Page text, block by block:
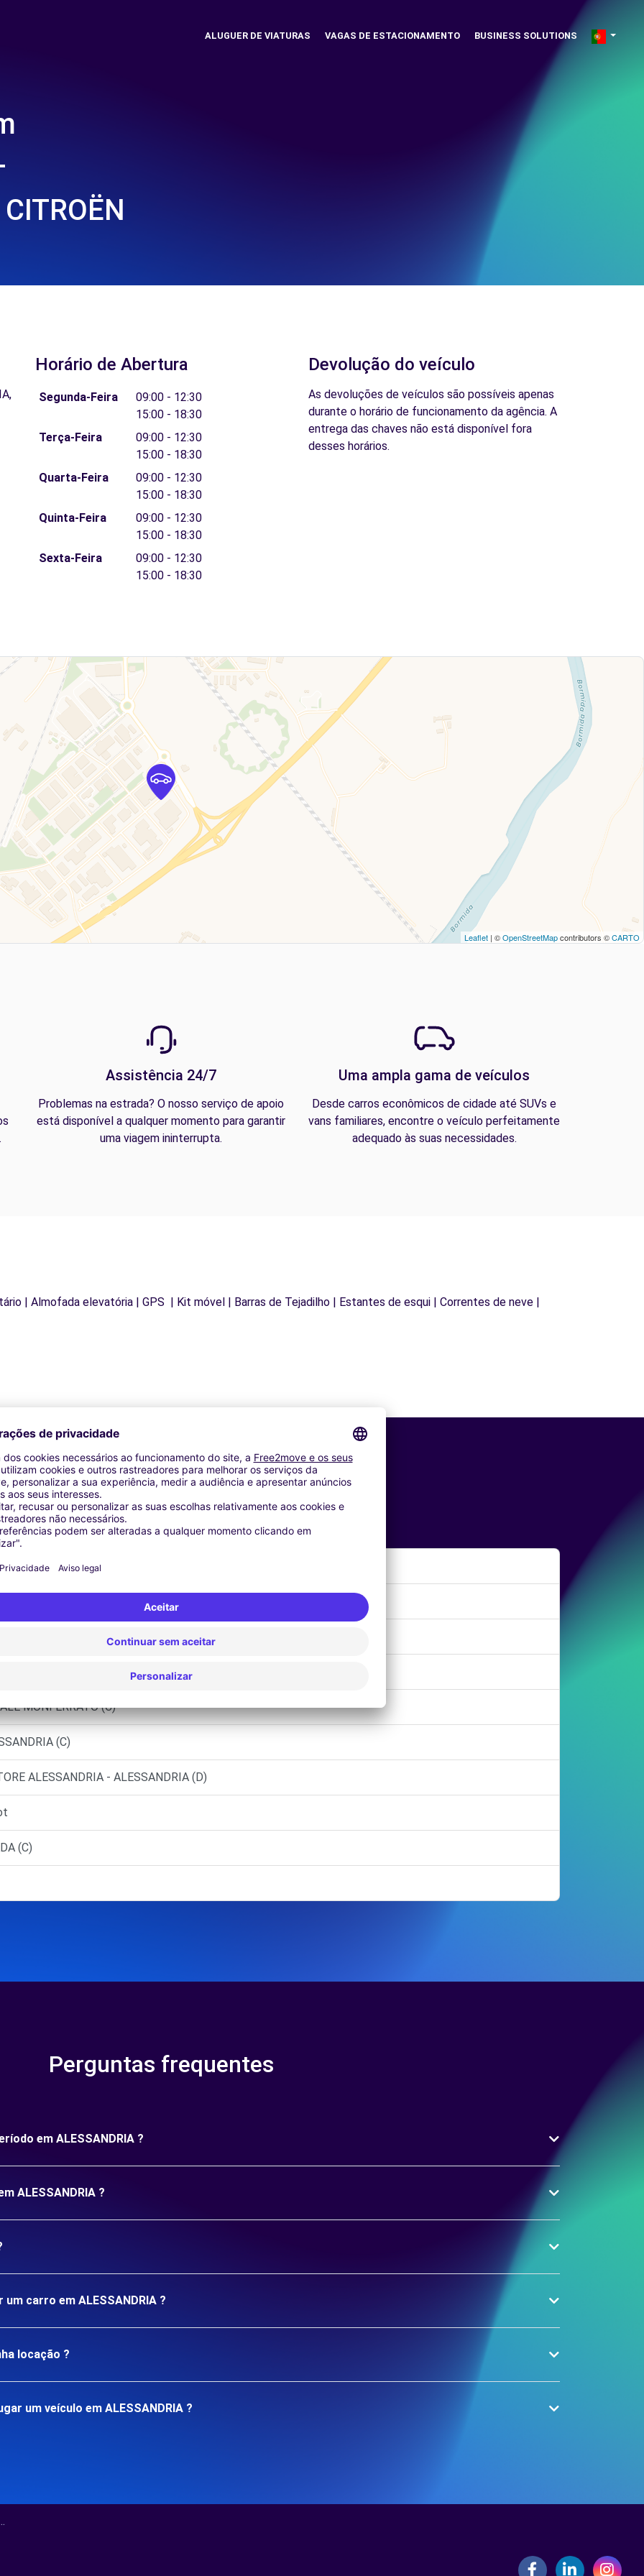
ALUGUER DE VIATURAS VAGAS DE ESTACIONAMENTO BUSINESS SOLUTIONS
Horário de Abertura
Segunda-Feira
09:00 - 12:30
15:00 - 18:30
Terça-Feira
09:00 - 12:30
15:00 - 18:30
Quarta-Feira
09:00 - 12:30
15:00 - 18:30
Quinta-Feira
09:00 - 12:30
15:00 - 18:30
Sexta-Feira
09:00 - 12:30
15:00 - 18:30
Devolução do veículo
As devoluções de veículos são possíveis apenas
durante o horário de funcionamento da agência. A
entrega das chaves não está disponível fora
desses horários.
Leaflet | ©OpenStreetMapcontributors ©CARTO
Assistência 24/7
Problemas na estrada? O nosso serviço de apoio
está disponível a qualquer momento para garantir
uma viagem ininterrupta.
Uma ampla gama de veículos
Desde carros econômicos de cidade até SUVs e
vans familiares, encontre o veículo perfeitamente
adequado às suas necessidades.
| Almofada elevatória | GPS | Kit móvel | Barras de Tejadilho | Estantes de esqui | Correntes de neve |
Agências similares
CANELLI (C)
MONFERRATO (C)
(C)
ALESSANDRIA - ALESSANDRIA (D)
(C)
Perguntas frequentes
em ALESSANDRIA ?
ALESSANDRIA ?
carro em ALESSANDRIA ?
locação ?
um veículo em ALESSANDRIA ?